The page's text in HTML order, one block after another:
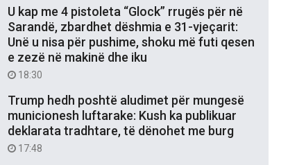
U kap me 4 pistoleta “Glock” rrugës për në
Sarandë, zbardhet dëshmia e 31-vjeçarit:
Unë u nisa për pushime, shoku më futi qesen
e zezë në makinë dhe iku
18:30
Trump hedh poshtë aludimet për mungesë
municionesh luftarake: Kush ka publikuar
deklarata tradhtare, të dënohet me burg
17:48